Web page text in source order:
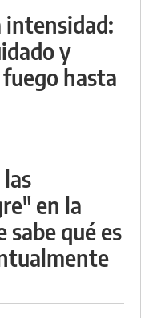
intensidad:
y
hasta
en la
qué es